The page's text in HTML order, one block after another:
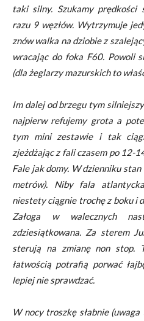
taki silny. Szukamy
razu 9 węzłów. Wytrzymuje
znów walka na dziobie z
wracając do foka F60. Powoli
(dla żeglarzy mazurskich to
Im dalej od brzegu tym
najpierw refujemy grota a
tym mini zestawie i tak
zjeżdżając z fali czasem po 12-
Fale jak domy. W dzienniku
metrów). Niby fala
niestety ciągnie trochę z boku i
Załoga w walecznych
zdziesiątkowana. Za sterem
sterują na zmianę non stop.
łatwością potrafią porwać
lepiej nie sprawdzać.
W nocy troszkę słabnie